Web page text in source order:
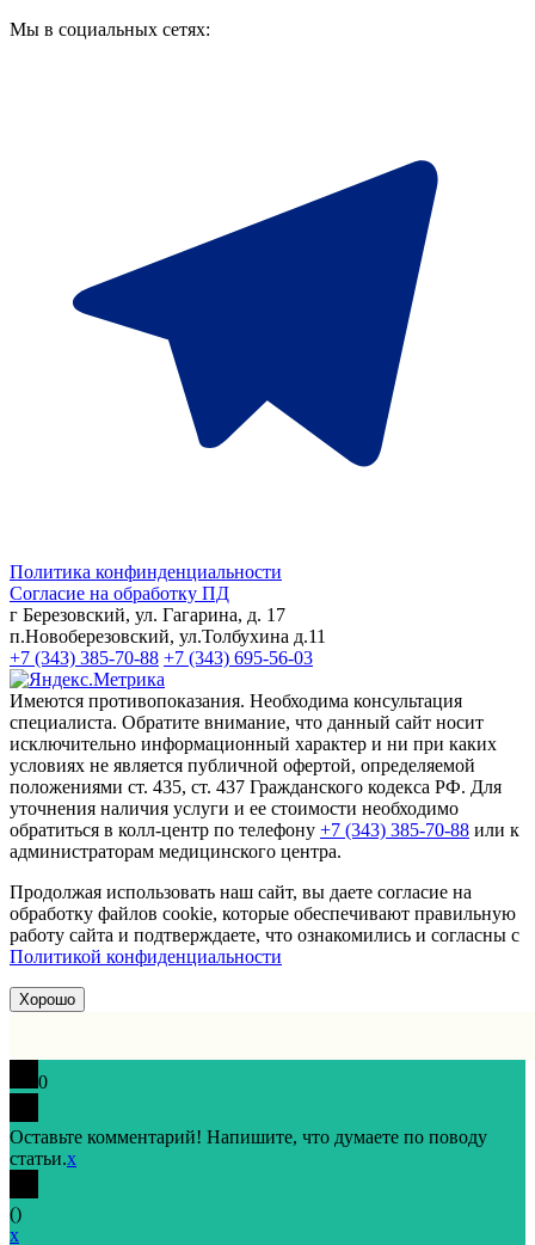
Мы в социальных сетях:
Политика конфинденциальности
Согласие на обработку ПД
г Березовский, ул. Гагарина, д. 17
п.Новоберезовский, ул.Толбухина д.11
+7 (343) 385-70-88 +7 (343) 695-56-03
Имеются противопоказания. Необходима консультация
специалиста. Обратите внимание, что данный сайт носит
исключительно информационный характер и ни при каких
условиях не является публичной офертой, определяемой
положениями ст. 435, ст. 437 Гражданского кодекса РФ. Для
уточнения наличия услуги и ее стоимости необходимо
обратиться в колл-центр по телефону +7 (343) 385-70-88 или к
администраторам медицинского центра.
Продолжая использовать наш сайт, вы даете согласие на
обработку файлов cookie, которые обеспечивают правильную
работу сайта и подтверждаете, что ознакомились и согласны с
Политикой конфиденциальности
Хорошо
0
Оставьте комментарий! Напишите, что думаете по поводу
статьи.x
()
x